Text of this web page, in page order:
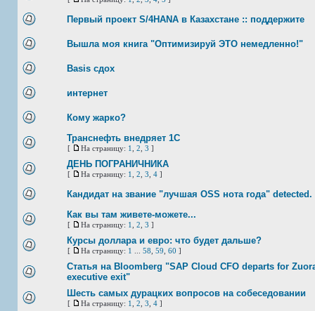
Первый проект S/4HANA в Казахстане :: поддержите
Вышла моя книга "Оптимизируй ЭТО немедленно!"
Basis сдох
интернет
Кому жарко?
Транснефть внедряет 1С
[ На страницу: 1 2 3 ]
ДЕНЬ ПОГРАНИЧНИКА
[ На страницу: 1 2 3 4 ]
Кандидат на звание "лучшая OSS нота года" detected.
Как вы там живете-можете...
[ На страницу: 1 2 3 ]
Курсы доллара и евро: что будет дальше?
[ На страницу: 1 58 59 60 ]
Статья на Bloomberg "SAP Cloud CFO departs for
executive exit"
Шесть самых дурацких вопросов на собеседовании
[ На страницу: 1 2 3 4 ]